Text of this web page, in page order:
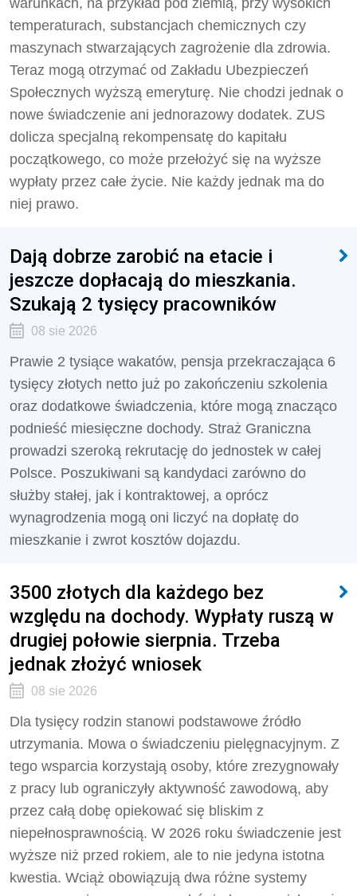
warunkach, na przykład pod ziemią, przy wysokich
temperaturach, substancjach chemicznych czy
maszynach stwarzających zagrożenie dla zdrowia.
Teraz mogą otrzymać od Zakładu Ubezpieczeń
Społecznych wyższą emeryturę. Nie chodzi jednak o
nowe świadczenie ani jednorazowy dodatek. ZUS
dolicza specjalną rekompensatę do kapitału
początkowego, co może przełożyć się na wyższe
wypłaty przez całe życie. Nie każdy jednak ma do
niej prawo.
Dają dobrze zarobić na etacie i
jeszcze dopłacają do mieszkania.
Szukają 2 tysięcy pracowników
08 sie 2026
Prawie 2 tysiące wakatów, pensja przekraczająca 6
tysięcy złotych netto już po zakończeniu szkolenia
oraz dodatkowe świadczenia, które mogą znacząco
podnieść miesięczne dochody. Straż Graniczna
prowadzi szeroką rekrutację do jednostek w całej
Polsce. Poszukiwani są kandydaci zarówno do
służby stałej, jak i kontraktowej, a oprócz
wynagrodzenia mogą oni liczyć na dopłatę do
mieszkanie i zwrot kosztów dojazdu.
3500 złotych dla każdego bez
względu na dochody. Wypłaty ruszą w
drugiej połowie sierpnia. Trzeba
jednak złożyć wniosek
08 sie 2026
Dla tysięcy rodzin stanowi podstawowe źródło
utrzymania. Mowa o świadczeniu pielęgnacyjnym. Z
tego wsparcia korzystają osoby, które zrezygnowały
z pracy lub ograniczyły aktywność zawodową, aby
przez całą dobę opiekować się bliskim z
niepełnosprawnością. W 2026 roku świadczenie jest
wyższe niż przed rokiem, ale to nie jedyna istotna
kwestia. Wciąż obowiązują dwa różne systemy